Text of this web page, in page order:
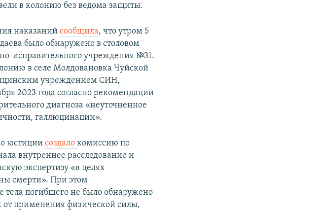
в колонию без ведома защиты.
наказаний сообщила, что утром 5
было обнаружено в столовом
исправительного учреждения №31.
в селе Молдовановка Чуйской
учреждением СИН,
2023 года согласно рекомендации
диагноза «неуточненное
галлюцинации».
юстиции создало комиссию по
внутреннее расследование и
экспертизу «в целях
смерти». При этом
тела погибшего не было обнаружено
применения физической силы,